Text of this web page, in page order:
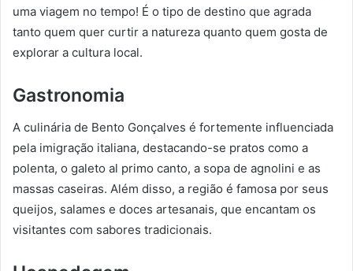
uma viagem no tempo! É o tipo de destino que agrada
tanto quem quer curtir a natureza quanto quem gosta de
explorar a cultura local.
Gastronomia
A culinária de Bento Gonçalves é fortemente influenciada
pela imigração italiana, destacando-se pratos como a
polenta, o galeto al primo canto, a sopa de agnolini e as
massas caseiras. Além disso, a região é famosa por seus
queijos, salames e doces artesanais, que encantam os
visitantes com sabores tradicionais.